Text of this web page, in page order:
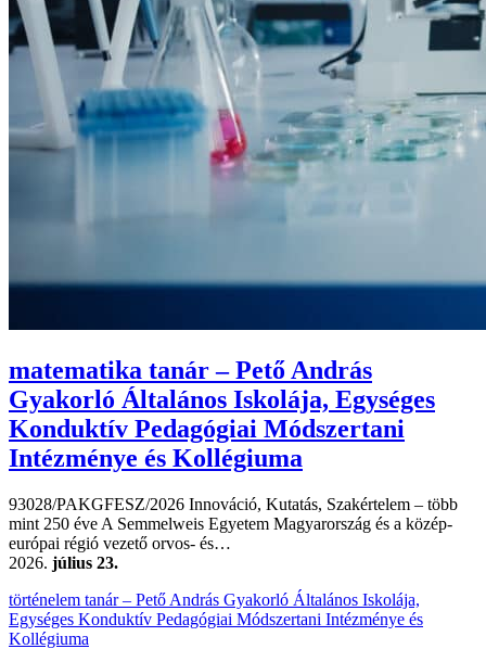
matematika tanár – Pető András
Gyakorló Általános Iskolája, Egységes
Konduktív Pedagógiai Módszertani
Intézménye és Kollégiuma
93028/PAKGFESZ/2026 Innováció, Kutatás, Szakértelem – több
mint 250 éve A Semmelweis Egyetem Magyarország és a közép-
európai régió vezető orvos- és…
2026. július 23.
történelem tanár – Pető András Gyakorló Általános Iskolája,
Egységes Konduktív Pedagógiai Módszertani Intézménye és
Kollégiuma